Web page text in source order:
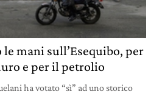
le mani sull’Esequibo, per
e per il petrolio
ha votato “sì” ad uno storico